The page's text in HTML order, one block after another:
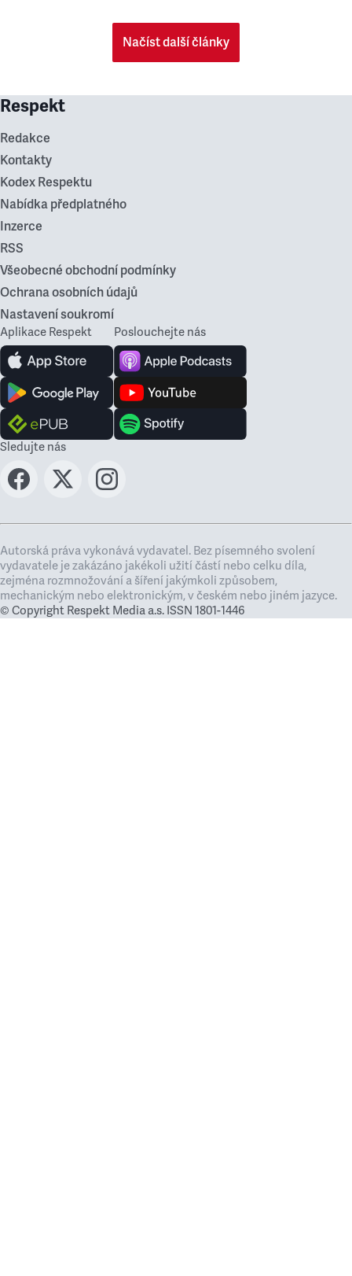
Načíst další články
Respekt
Redakce
Kontakty
Kodex Respektu
Nabídka předplatného
Inzerce
RSS
Všeobecné obchodní podmínky
Ochrana osobních údajů
Nastavení soukromí
Aplikace Respekt Poslouchejte nás
Sledujte nás
Autorská práva vykonává vydavatel. Bez písemného svolení
vydavatele je zakázáno jakékoli užití částí nebo celku díla,
zejména rozmnožování a šíření jakýmkoli způsobem,
mechanickým nebo elektronickým, v českém nebo jiném jazyce.
© Copyright Respekt Media a.s. ISSN 1801-1446